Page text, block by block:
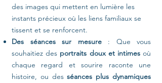
des images qui mettent en lumière les
instants précieux où les liens familiaux se
tissent et se renforcent.
Des séances sur mesure: Que vous
souhaitiez des portraits doux et intimesoù
chaque regard et sourire raconte une
histoire, ou desséances plus dynamiques